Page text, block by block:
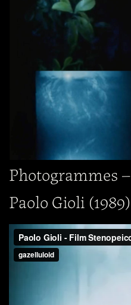
Photogrammes –
Paolo Gioli (1989)